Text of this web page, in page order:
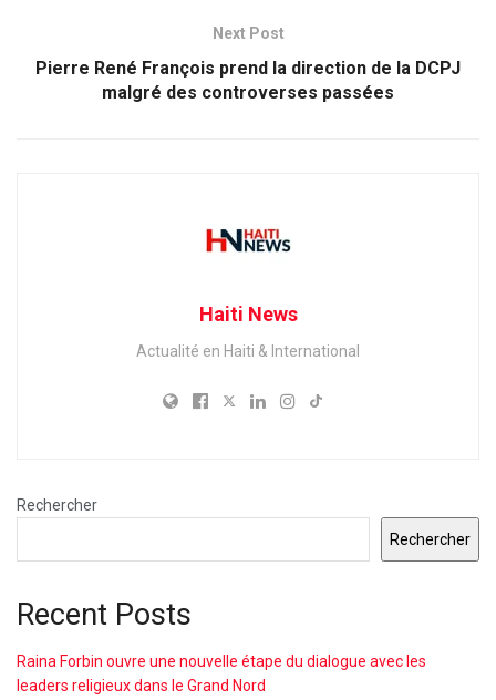
Next Post
Pierre René François prend la direction de la DCPJ
malgré des controverses passées
Haiti News
Actualité en Haiti & International
Rechercher
Rechercher
Recent Posts
Raina Forbin ouvre une nouvelle étape du dialogue avec les
leaders religieux dans le Grand Nord